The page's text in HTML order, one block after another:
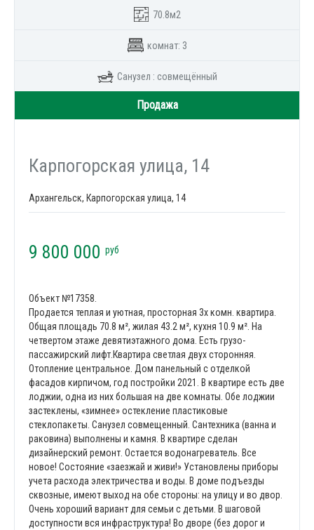
70.8м2
комнат: 3
Санузел : совмещённый
Продажа
Карпогорская улица, 14
Архангельск, Карпогорская улица, 14
9 800 000 руб
Объект №17358.
Продается теплая и уютная, просторная 3х комн. квартира.
Общая площадь 70.8 м², жилая 43.2 м², кухня 10.9 м². На
четвертом этаже девятиэтажного дома. Есть грузо-
пассажирский лифт.Квартира светлая двух сторонняя.
Отопление центральное. Дом панельный с отделкой
фасадов кирпичом, год постройки 2021. В квартире есть две
лоджии, одна из них большая на две комнаты. Обе лоджии
застеклены, «зимнее» остекление пластиковые
стеклопакеты. Санузел совмещенный. Сантехника (ванна и
раковина) выполнены и камня. В квартире сделан
дизайнерский ремонт. Остается водонагреватель. Все
новое! Состояние «заезжай и живи!» Установлены приборы
учета расхода электричества и воды. В доме подъезды
сквозные, имеют выход на обе стороны: на улицу и во двор.
Очень хороший вариант для семьи с детьми. В шаговой
доступности вся инфраструктура! Во дворе (без дорог и